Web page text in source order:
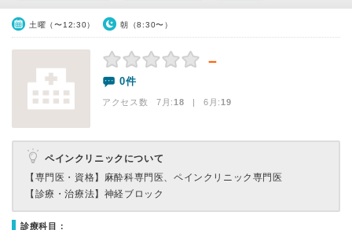
土曜（〜12:30） 朝（8:30〜）
－
0件
アクセス数 7月:18 | 6月:19
ペインクリニックについて
【専門医・資格】 麻酔科専門医、ペインクリニック専門医
【診療・治療法】 神経ブロック
診療科目：